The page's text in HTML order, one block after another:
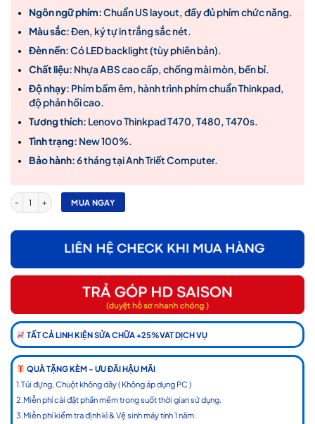
Ngôn ngữ phím:Chuẩn US layout, đầy đủ phím chức năng.
Màu sắc:Đen, ký tự in trắng sắc nét.
Đèn nền:Có LED backlight (tùy phiên bản).
Chất liệu: Nhựa ABS cao cấp, chống mài mòn, bền bỉ.
Độ nhạy: Phím bấm êm, hành trình phím chuẩn Thinkpad,
độ phản hồi cao.
Tương thích: Lenovo Thinkpad T470, T480, T470s.
Tình trạng: New 100%.
Bảo hành:6 tháng tại Anh Triết Computer.
Bàn phím laptop Lenovo Thinkpad T470 T480 – T470 (ZIN, BH 6TH) - Laptop Sale số
MUA NGAY
TẤT CẢ LINH KIỆN SỬA CHỮA +25%VAT DỊCH VỤ
QUÀ TẶNG KÈM - ƯU ĐÃI HẬU MÃI
1.Túi đựng, Chuột không dây ( Không áp dụng PC )
2.Miễn phí cài đặt phần mềm trong suốt thời gian sử dụng.
3.Miễn phí kiểm tra định kì & Vệ sinh máy tính 1 năm.